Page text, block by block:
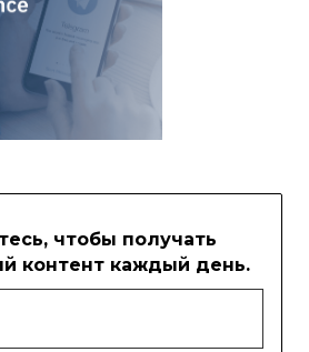
чтобы получать
контент каждый день.